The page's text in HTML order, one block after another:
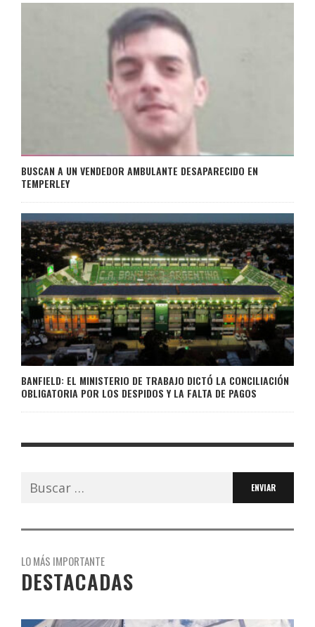
BUSCAN A UN VENDEDOR AMBULANTE DESAPARECIDO EN
TEMPERLEY
BANFIELD: EL MINISTERIO DE TRABAJO DICTÓ LA CONCILIACIÓN
OBLIGATORIA POR LOS DESPIDOS Y LA FALTA DE PAGOS
Buscar:
LO MÁS IMPORTANTE
DESTACADAS